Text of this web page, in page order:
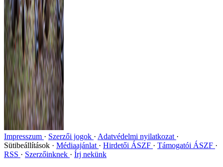
Impresszum Szerzői jogok
Adatvédelmi nyilatkozat
Sütibeállítások
Médiaajánlat Hirdetői ÁSZF
Támogatói ÁSZF
RSS
Szerzőinknek Írj nekünk